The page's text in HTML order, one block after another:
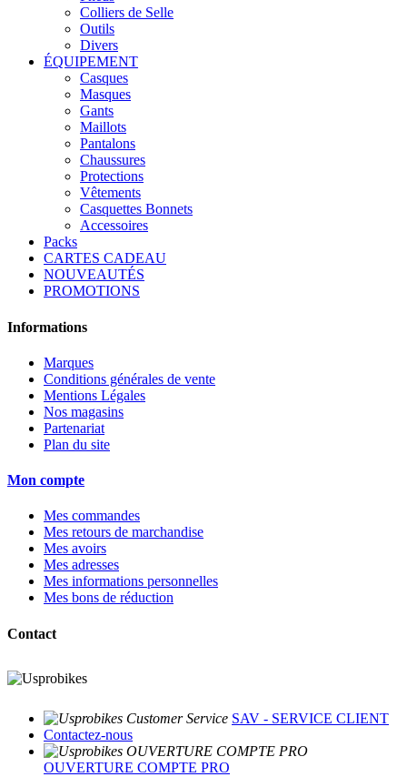
Colliers de Selle
Outils
Divers
ÉQUIPEMENT
Casques
Masques
Gants
Maillots
Pantalons
Chaussures
Protections
Vêtements
Casquettes Bonnets
Accessoires
Packs
CARTES CADEAU
NOUVEAUTÉS
PROMOTIONS
Informations
Marques
Conditions générales de vente
Mentions Légales
Nos magasins
Partenariat
Plan du site
Mon compte
Mes commandes
Mes retours de marchandise
Mes avoirs
Mes adresses
Mes informations personnelles
Mes bons de réduction
Contact
SAV - SERVICE CLIENT
Contactez-nous
OUVERTURE COMPTE PRO